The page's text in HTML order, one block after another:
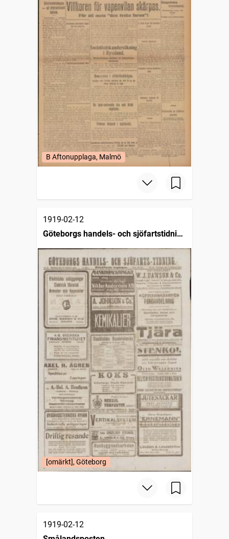
B Aftonupplaga, Malmö
1919-02-12
Göteborgs handels- och sjöfartstidning
(1832)
[omärkt], Göteborg
1919-02-12